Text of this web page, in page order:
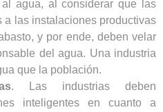
agua, al considerar que las
a las instalaciones productivas
y por ende, deben velar
del agua. Una industria
que la población.
. Las industrias deben
inteligentes en cuanto a